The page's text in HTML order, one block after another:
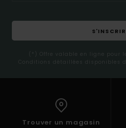
(*) Offre valable en ligne pour
Conditions détaillées disponibles
Trouver un magasin